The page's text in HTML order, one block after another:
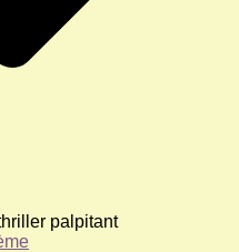
palpitant